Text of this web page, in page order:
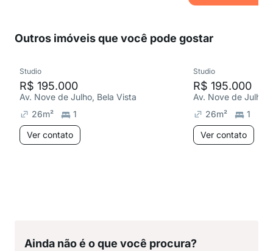
Outros imóveis que você pode gostar
Studio
R$ 195.000
Av. Nove de Julho, Bela Vista
26m²
1
Ver contato
Studio
R$ 195.000
Av. Nove de Julho,
26m²
1
Ver contato
Ainda não é o que você procura?